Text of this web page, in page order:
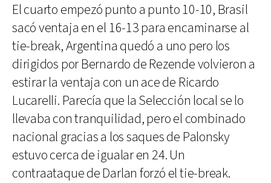
El cuarto empezó punto a punto 10-10, Brasil
sacó ventaja en el 16-13 para encaminarse al
tie-break, Argentina quedó a uno pero los
dirigidos por Bernardo de Rezende volvieron a
estirar la ventaja con un ace de Ricardo
Lucarelli. Parecía que la Selección local se lo
llevaba con tranquilidad, pero el combinado
nacional gracias a los saques de Palonsky
estuvo cerca de igualar en 24. Un
contraataque de Darlan forzó el tie-break.